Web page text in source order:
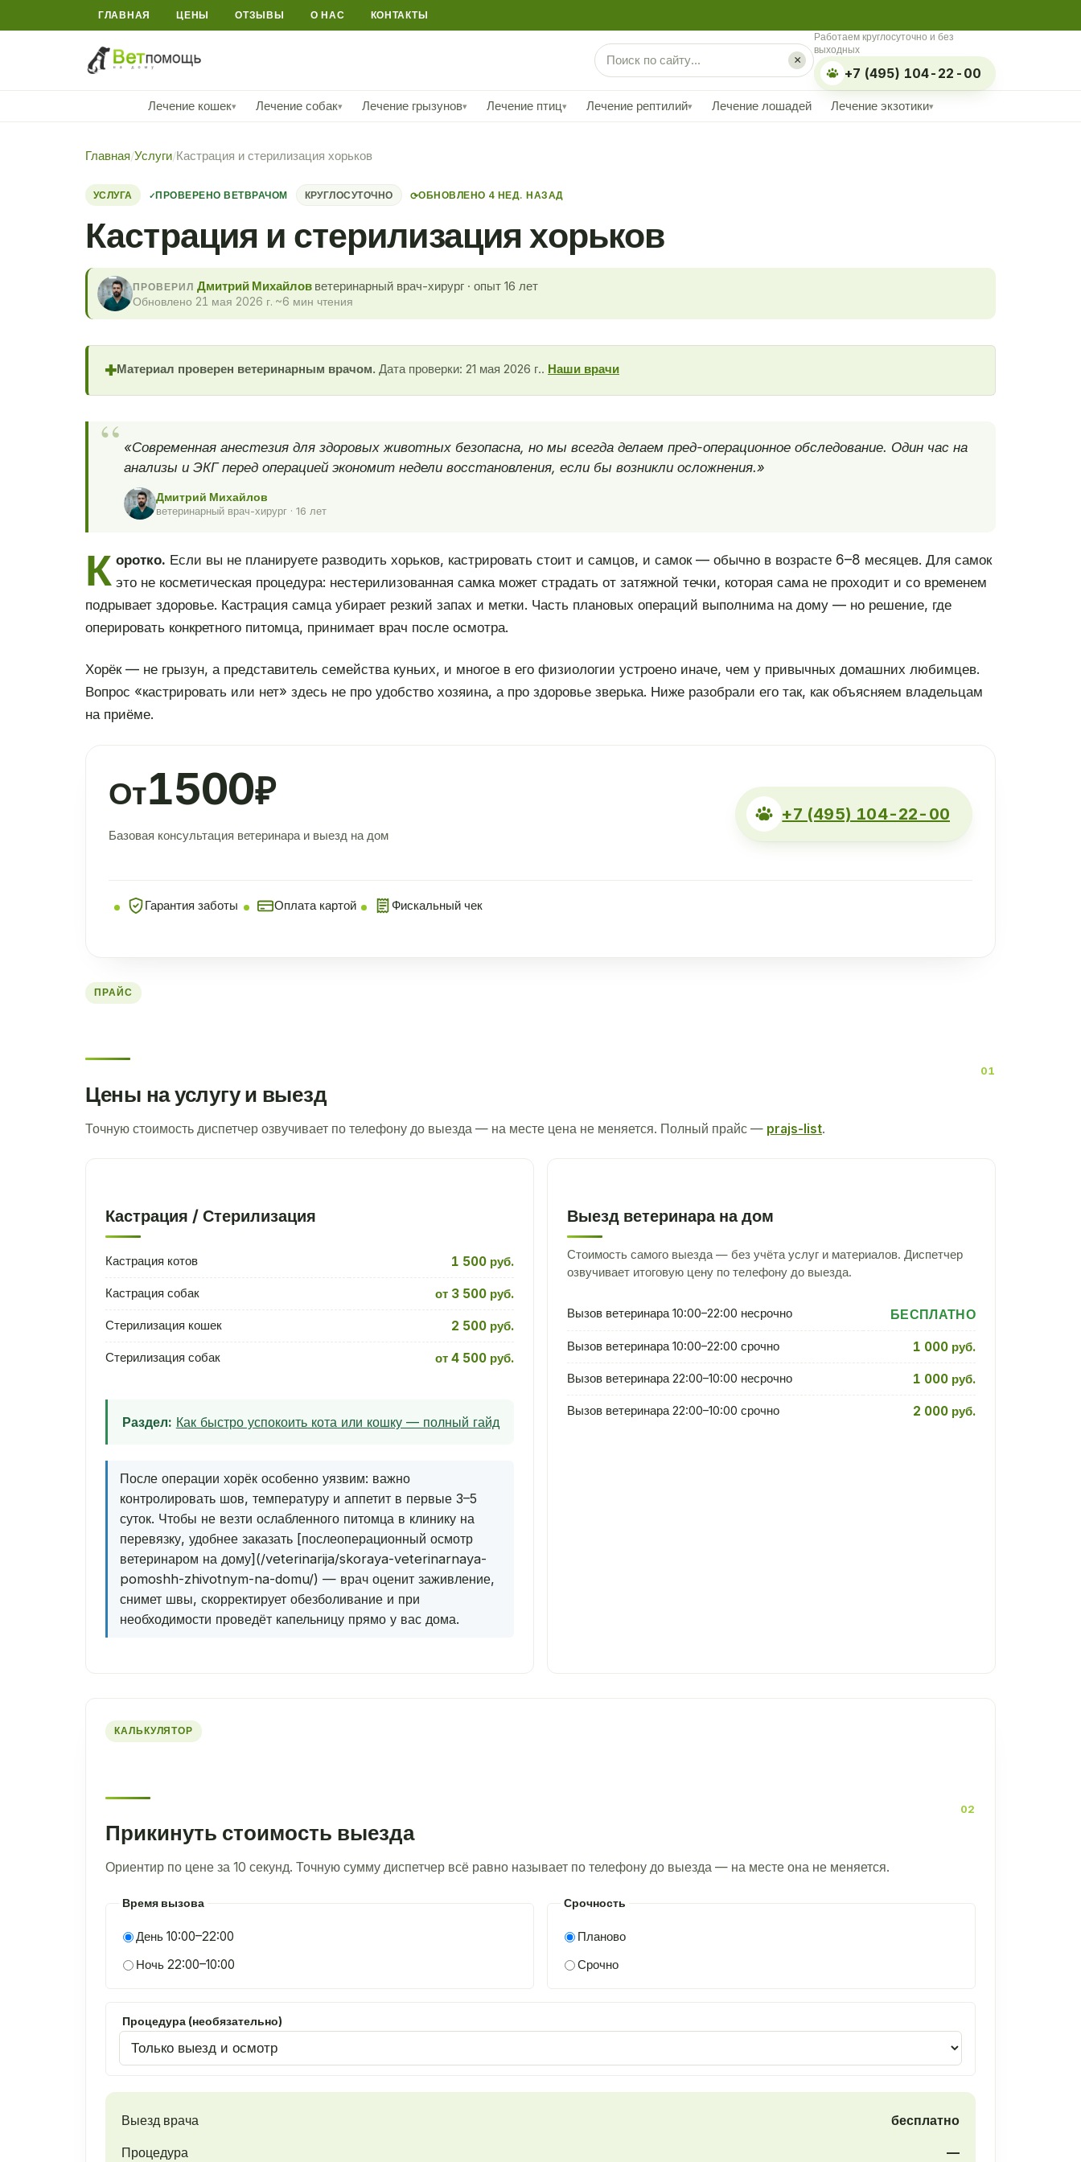
ГЛАВНАЯ ЦЕНЫ ОТЗЫВЫ О НАС КОНТАКТЫ
×
Работаем круглосуточно и без
выходных
+7 (495) 104-22-00
Лечение кошек▾ Лечение собак▾ Лечение грызунов▾ Лечение птиц▾ Лечение рептилий▾ Лечение лошадей Лечение экзотики▾
Главная/Услуги/Кастрация и стерилизация хорьков
УСЛУГА ПРОВЕРЕНО ВЕТВРАЧОМ КРУГЛОСУТОЧНО ⟳ОБНОВЛЕНО 4 НЕД. НАЗАД
Кастрация и стерилизация хорьков
ПРОВЕРИЛ Дмитрий Михайлов ветеринарный врач-хирург · опыт 16 лет
Обновлено 21 мая 2026 г. ~6 мин чтения
✚Материал проверен ветеринарным врачом. Дата проверки: 21 мая 2026 г.. Наши врачи
«Современная анестезия для здоровых животных безопасна, но мы всегда делаем пред-операционное обследование. Один час на
анализы и ЭКГ перед операцией экономит недели восстановления, если бы возникли осложнения.»
Дмитрий Михайлов
ветеринарный врач-хирург · 16 лет
К оротко. Если вы не планируете разводить хорьков, кастрировать стоит и самцов, и самок — обычно в возрасте 6–8 месяцев. Для самок
это не косметическая процедура: нестерилизованная самка может страдать от затяжной течки, которая сама не проходит и со временем
подрывает здоровье. Кастрация самца убирает резкий запах и метки. Часть плановых операций выполнима на дому — но решение, где
оперировать конкретного питомца, принимает врач после осмотра.
Хорёк — не грызун, а представитель семейства куньих, и многое в его физиологии устроено иначе, чем у привычных домашних любимцев.
Вопрос «кастрировать или нет» здесь не про удобство хозяина, а про здоровье зверька. Ниже разобрали его так, как объясняем владельцам
на приёме.
От1500₽
Базовая консультация ветеринара и выезд на дом
+7 (495) 104-22-00
Гарантия заботы Оплата картой Фискальный чек
ПРАЙС
Цены на услугу и выезд
Точную стоимость диспетчер озвучивает по телефону до выезда — на месте цена не меняется. Полный прайс — prajs-list.
Кастрация / Стерилизация
Кастрация котов 1 500 руб.
Кастрация собак от 3 500 руб.
Стерилизация кошек 2 500 руб.
Стерилизация собак от 4 500 руб.
Раздел: Как быстро успокоить кота или кошку — полный гайд
После операции хорёк особенно уязвим: важно
контролировать шов, температуру и аппетит в первые 3–5
суток. Чтобы не везти ослабленного питомца в клинику на
перевязку, удобнее заказать [послеоперационный осмотр
ветеринаром на дому](/veterinarija/skoraya-veterinarnaya-
pomoshh-zhivotnym-na-domu/) — врач оценит заживление,
снимет швы, скорректирует обезболивание и при
необходимости проведёт капельницу прямо у вас дома.
Выезд ветеринара на дом
Стоимость самого выезда — без учёта услуг и материалов. Диспетчер
озвучивает итоговую цену по телефону до выезда.
Вызов ветеринара 10:00–22:00 несрочно БЕСПЛАТНО
Вызов ветеринара 10:00–22:00 срочно 1 000 руб.
Вызов ветеринара 22:00–10:00 несрочно 1 000 руб.
Вызов ветеринара 22:00–10:00 срочно 2 000 руб.
КАЛЬКУЛЯТОР
Прикинуть стоимость выезда
Ориентир по цене за 10 секунд. Точную сумму диспетчер всё равно называет по телефону до выезда — на месте она не меняется.
Время вызова
День 10:00–22:00
Ночь 22:00–10:00
Срочность
Планово
Срочно
Процедура (необязательно)
Выезд врача бесплатно
Процедура —